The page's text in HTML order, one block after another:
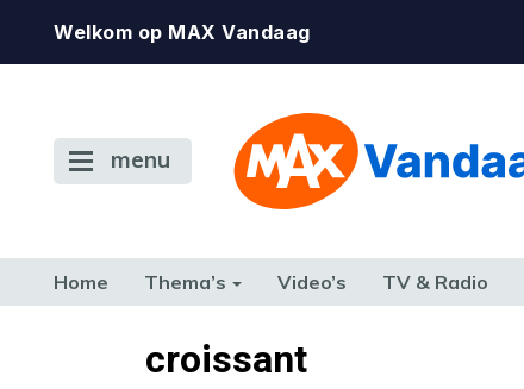
Welkom op MAX Vandaag
menu
Home Thema’s Video’s TV & Radio
TERUG NAAR TOENcroissant